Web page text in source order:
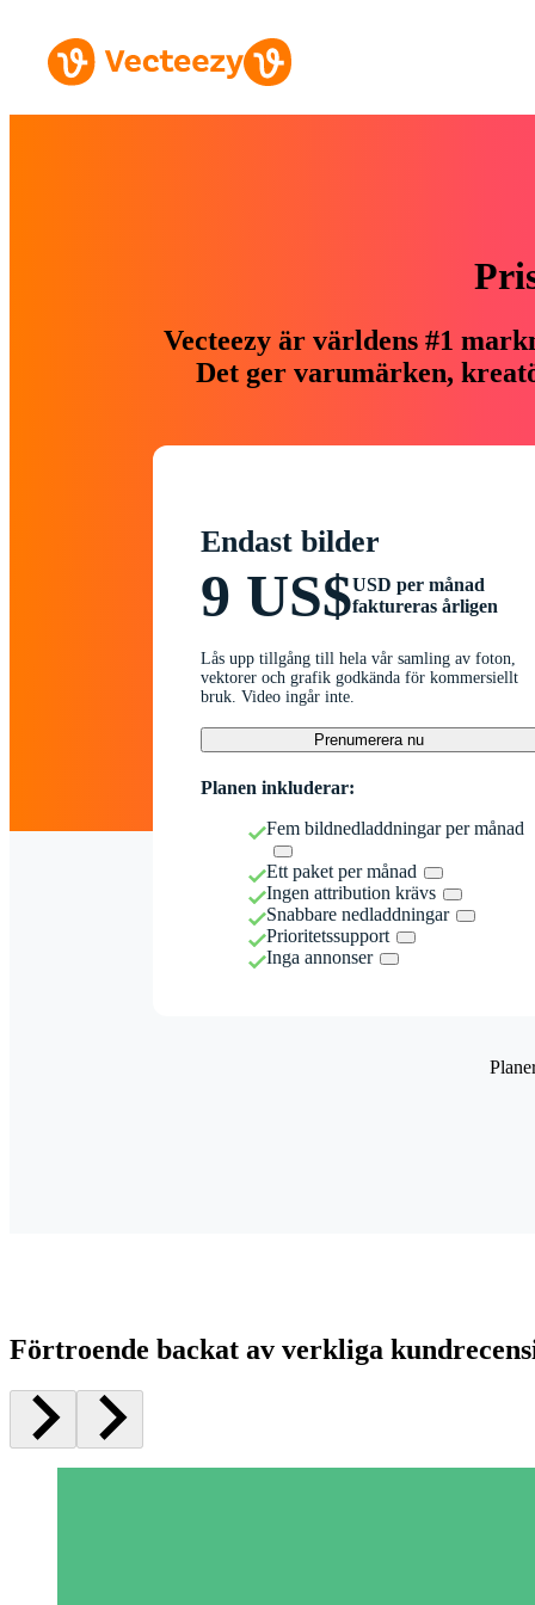
Vecteezy är världens #1
Det ger varumärken,
Endast bilder
9 US$USD per månad
faktureras årligen
Lås upp tillgång till hela vår samling av foton,
vektorer och grafik godkända för kommersiellt
bruk. Video ingår inte.
Prenumerera nu
Planen inkluderar:
Fem bildnedladdningar per månad
Ett paket per månad
Ingen attribution krävs
Snabbare nedladdningar
Prioritetssupport
Inga annonser
Förtroende backat av verkliga